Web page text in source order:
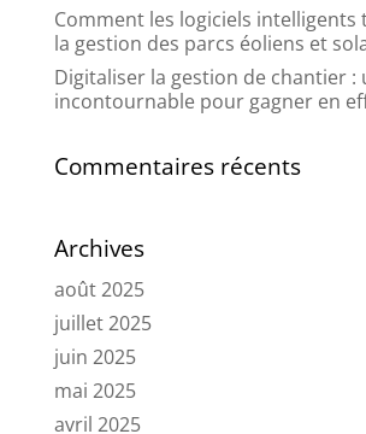
Comment les logiciels
la gestion des parcs éoliens et
Digitaliser la gestion de chantier :
incontournable pour gagner en
Commentaires récents
Archives
août 2025
juillet 2025
juin 2025
mai 2025
avril 2025